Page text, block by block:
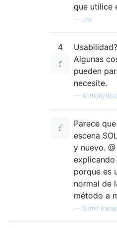
que utilice
— Jox
4
Algunas
pueden
necesite.
—
Parece
escena
y nuevo.
porque es
normal de
método a
— Sumit